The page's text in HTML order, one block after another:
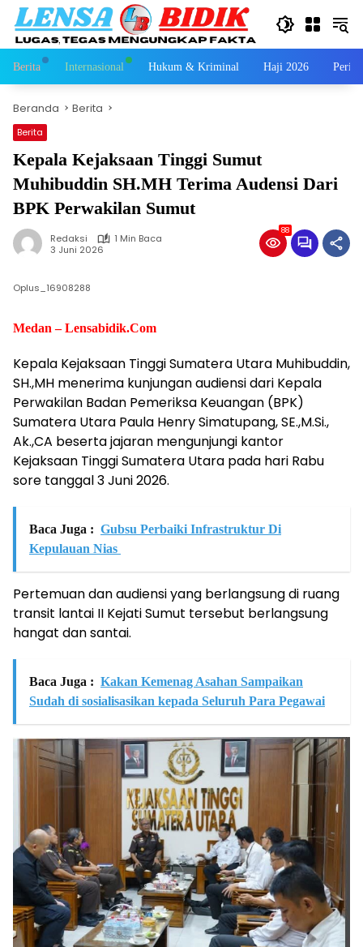
Langsung
konten
Berita Internasional Hukum & Kriminal Haji 2026
Beranda Berita
Berita
Kepala Kejaksaan Tinggi Sumut
Muhibuddin SH.MH Terima Audensi Dari
BPK Perwakilan Sumut
Redaksi
1 Min Baca
3 Juni 2026
88
Oplus_16908288
Medan – Lensabidik.Com
Kepala Kejaksaan Tinggi Sumatera Utara Muhibuddin,
SH.,MH menerima kunjungan audiensi dari Kepala
Perwakilan Badan Pemeriksa Keuangan (BPK)
Sumatera Utara Paula Henry Simatupang, SE.,M.Si.,
Ak.,CA beserta jajaran mengunjungi kantor
Kejaksaan Tinggi Sumatera Utara pada hari Rabu
sore tanggal 3 Juni 2026.
Baca Juga : Gubsu Perbaiki Infrastruktur Di
Kepulauan Nias
Pertemuan dan audiensi yang berlangsung di ruang
transit lantai II Kejati Sumut tersebut berlangsung
hangat dan santai.
Baca Juga : Kakan Kemenag Asahan Sampaikan
Sudah di sosialisasikan kepada Seluruh Para Pegawai